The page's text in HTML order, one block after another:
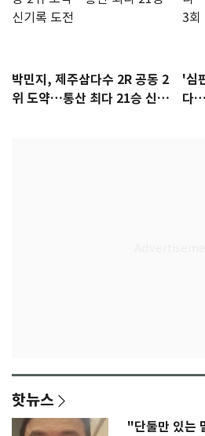
박민지, 제주삼다수 2R 공동 2
위 도약…통산 최다 21승 신기
'심
다…
핫뉴스
"단둘만 있는